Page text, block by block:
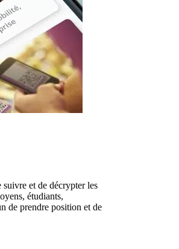
et de décrypter les
étudiants,
de prendre position et de